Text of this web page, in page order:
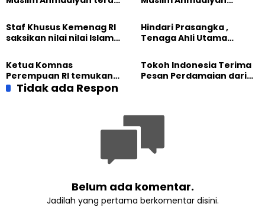
Kemanusiaan Global
Dunia dari “Infrastruktur
Kemanusiaan”
Staf Khusus Kemenag RI
saksikan nilai nilai Islam
Internasional Muslim
Ahmadiyah UK 2026
Hindari Prasangka ,
Tenaga Ahli Utama
fakta langsung
kehidupan Muslim
Ahmadiyah di Inggris
Ketua Komnas
Perempuan RI temukan
optimisme
Tokoh Indonesia Terima
Pesan Perdamaian dari
Tidak ada Respon
Belum ada komentar.
Jadilah yang pertama berkomentar disini.